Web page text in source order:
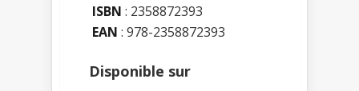
ISBN : 2358872393
EAN : 978-2358872393
Disponible sur